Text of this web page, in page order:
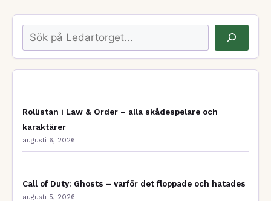
Sök
Rollistan i Law & Order – alla skådespelare och
karaktärer
augusti 6, 2026
Call of Duty: Ghosts – varför det floppade och hatades
augusti 5, 2026